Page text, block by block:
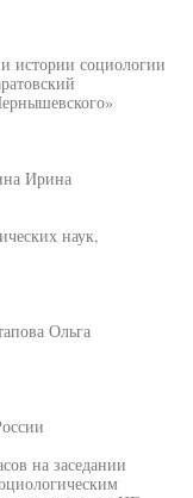
истории социологии
Ирина
наук,
Ольга
на заседании